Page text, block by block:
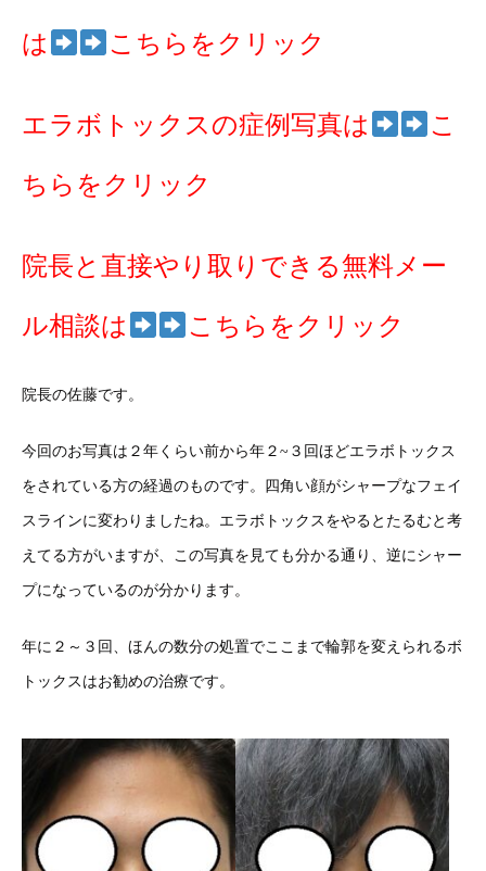
は こちらをクリック
エラボトックスの症例写真は こ
ちらをクリック
院長と直接やり取りできる無料メー
ル相談は こちらをクリック
院長の佐藤です。
今回のお写真は２年くらい前から年２~３回ほどエラボトックス
をされている方の経過のものです。四角い顔がシャープなフェイ
スラインに変わりましたね。エラボトックスをやるとたるむと考
えてる方がいますが、この写真を見ても分かる通り、逆にシャー
プになっているのが分かります。
年に２～３回、ほんの数分の処置でここまで輪郭を変えられるボ
トックスはお勧めの治療です。